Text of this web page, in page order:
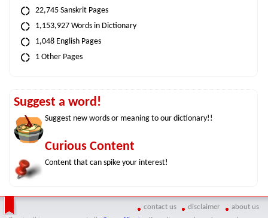
22,745 Sanskrit Pages
1,153,927 Words in Dictionary
1,048 English Pages
1 Other Pages
Suggest a word!
Suggest new words or meaning to our dictionary!!
Curious Content
Content that can spike your interest!
contact us disclaimer about us